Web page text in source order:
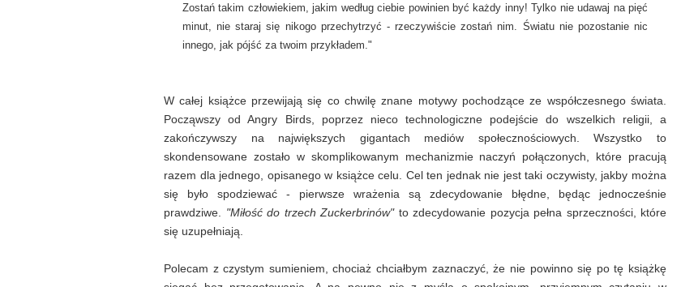
Zostań takim człowiekiem, jakim według ciebie powinien być każdy inny! Tylko nie udawaj na pięć
minut, nie staraj się nikogo przechytrzyć - rzeczywiście zostań nim. Światu nie pozostanie nic
innego, jak pójść za twoim przykładem."
W całej książce przewijają się co chwilę znane motywy pochodzące ze współczesnego świata.
Począwszy od Angry Birds, poprzez nieco technologiczne podejście do wszelkich religii, a
zakończywszy na największych gigantach mediów społecznościowych. Wszystko to
skondensowane zostało w skomplikowanym mechanizmie naczyń połączonych, które pracują
razem dla jednego, opisanego w książce celu. Cel ten jednak nie jest taki oczywisty, jakby można
się było spodziewać - pierwsze wrażenia są zdecydowanie błędne, będąc jednocześnie
prawdziwe. "Miłość do trzech Zuckerbrinów"to zdecydowanie pozycja pełna sprzeczności, które
się uzupełniają.
Polecam z czystym sumieniem, chociaż chciałbym zaznaczyć, że nie powinno się po tę książkę